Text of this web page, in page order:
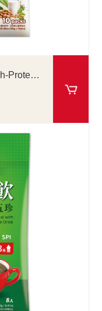
杏仁高蛋白飲 Apricot Kernel High-Protein Drink